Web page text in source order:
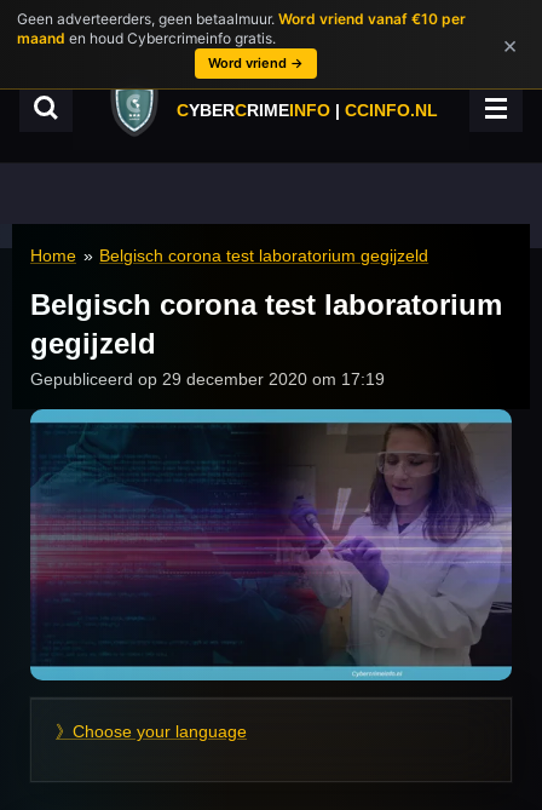
Geen adverteerders, geen betaalmuur. Word vriend vanaf €10 per
maand en houd Cybercrimeinfo gratis.
Word vriend →
×
Ga
direct
hoofdinhoud
CYBERCRIMEINFO | CCINFO.NL
Home » Belgisch corona test laboratorium gegijzeld
Belgisch corona test laboratorium
gegijzeld
Gepubliceerd op 29 december 2020 om 17:19
》Choose your language